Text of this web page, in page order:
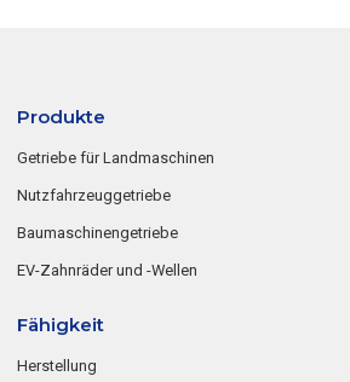
Produkte
Getriebe für Landmaschinen
Nutzfahrzeuggetriebe
Baumaschinengetriebe
EV-Zahnräder und -Wellen
Fähigkeit
Herstellung